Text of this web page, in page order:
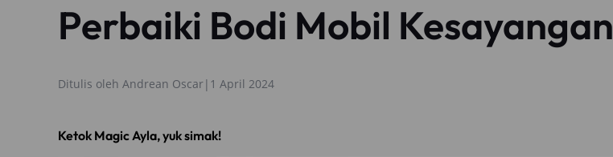
Perbaiki Bodi Mobil Kesayangan
Ditulis oleh Andrean Oscar| 1 April 2024
Ketok Magic Ayla, yuk simak!